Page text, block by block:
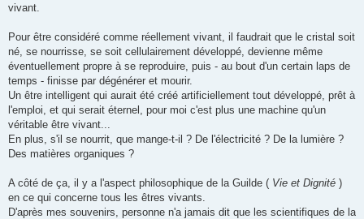
vivant.
Pour être considéré comme réellement vivant, il faudrait que le cristal soit
né, se nourrisse, se soit cellulairement développé, devienne même
éventuellement propre à se reproduire, puis - au bout d'un certain laps de
temps - finisse par dégénérer et mourir.
Un être intelligent qui aurait été créé artificiellement tout développé, prêt à
l'emploi, et qui serait éternel, pour moi c'est plus une machine qu'un
véritable être vivant...
En plus, s'il se nourrit, que mange-t-il ? De l'électricité ? De la lumière ?
Des matières organiques ?
A côté de ça, il y a l'aspect philosophique de la Guilde ( Vie et Dignité )
en ce qui concerne tous les êtres vivants.
D'après mes souvenirs, personne n'a jamais dit que les scientifiques de la